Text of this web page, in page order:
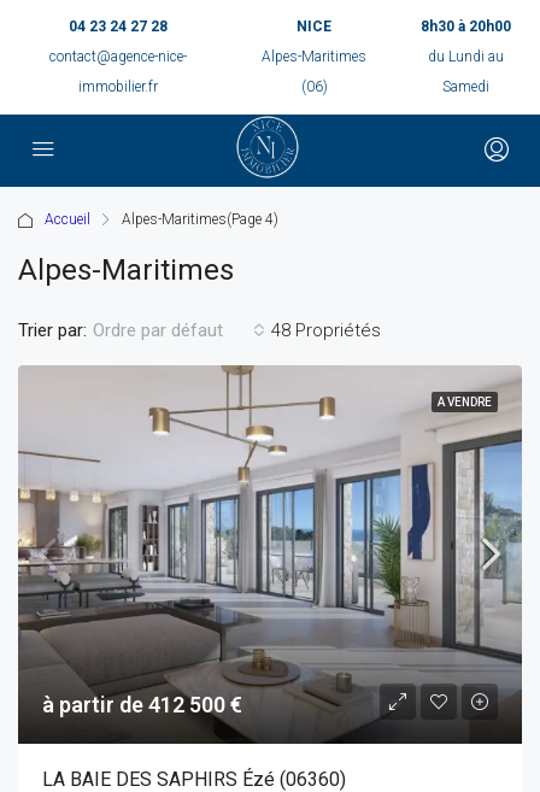
04 23 24 27 28
contact@agence-nice-
immobilier.fr
NICE
Alpes-Maritimes
(06)
8h30 à 20h00
du Lundi au
Samedi
Accueil Alpes-Maritimes(Page 4)
Alpes-Maritimes
48 Propriétés
Trier par: Ordre par défaut
A VENDRE
à partir de 412 500 €
LA BAIE DES SAPHIRS Ézé (06360)